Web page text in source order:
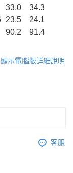
33.0
34.3
23.5
24.1
90.2 91.4
顯示電腦版詳細說明
客服